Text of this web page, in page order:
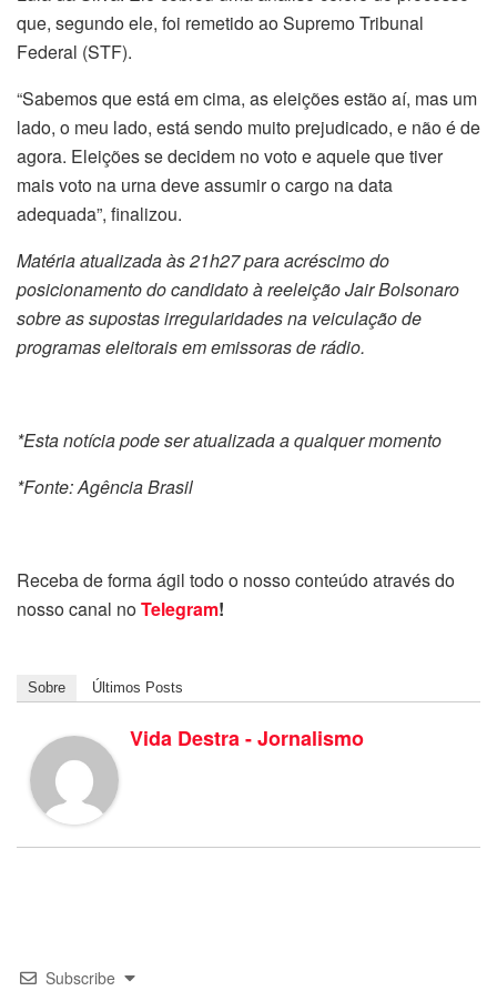
que, segundo ele, foi remetido ao Supremo Tribunal
Federal (STF).
“Sabemos que está em cima, as eleições estão aí, mas um
lado, o meu lado, está sendo muito prejudicado, e não é de
agora. Eleições se decidem no voto e aquele que tiver
mais voto na urna deve assumir o cargo na data
adequada”, finalizou.
Matéria atualizada às 21h27 para acréscimo do
posicionamento do candidato à reeleição Jair Bolsonaro
sobre as supostas irregularidades na veiculação de
programas eleitorais em emissoras de rádio.
*Esta notícia pode ser atualizada a qualquer momento
*Fonte: Agência Brasil
Receba de forma ágil todo o nosso conteúdo através do
nosso canal noTelegram!
Sobre Últimos Posts
Vida Destra - Jornalismo
Subscribe